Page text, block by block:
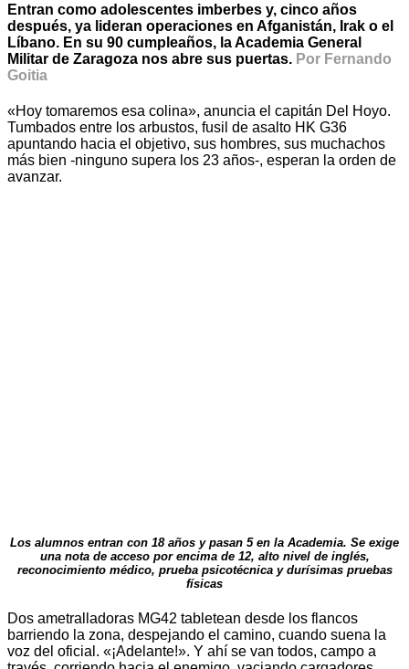
Entran como adolescentes imberbes y, cinco años
después, ya lideran operaciones en Afganistán, Irak o el
Líbano. En su 90 cumpleaños, la Academia General
Militar de Zaragoza nos abre sus puertas. Por Fernando
Goitia
«Hoy tomaremos esa colina», anuncia el capitán Del Hoyo.
Tumbados entre los arbustos, fusil de asalto HK G36
apuntando hacia el objetivo, sus hombres, sus muchachos
más bien -ninguno supera los 23 años-, esperan la orden de
avanzar.
Los alumnos entran con 18 años y pasan 5 en la Academia. Se exige
una nota de acceso por encima de 12, alto nivel de inglés,
reconocimiento médico, prueba psicotécnica y durísimas pruebas
físicas
Dos ametralladoras MG42 tabletean desde los flancos
barriendo la zona, despejando el camino, cuando suena la
voz del oficial. «¡Adelante!». Y ahí se van todos, campo a